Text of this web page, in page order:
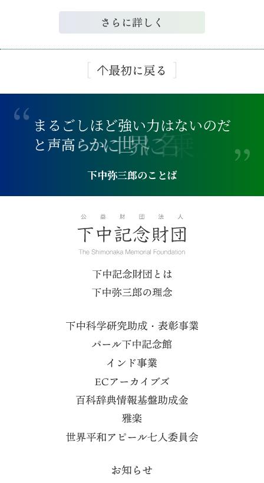
ま る ごしほど強い力はないのだ
と声高らかに世界に名乗
下中弥三郎のことば